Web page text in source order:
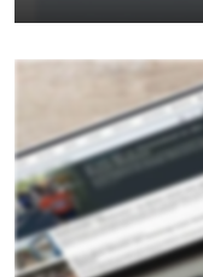
zeigt sich einmal
Multi Channel